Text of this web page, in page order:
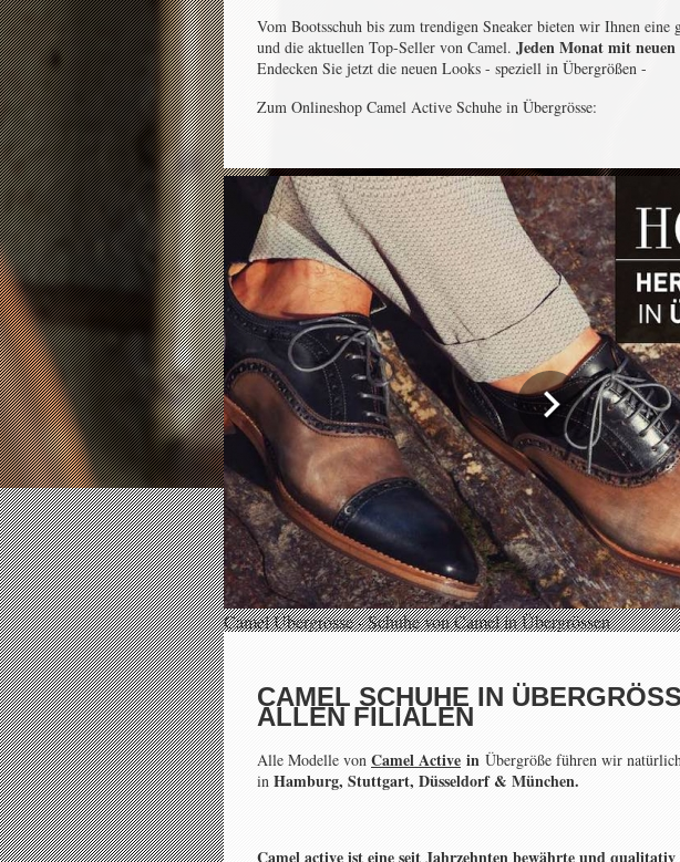
Vom Bootsschuh bis zum trendigen Sneaker bieten wir Ihnen eine
und die aktuellen Top-Seller von Camel. Jeden Monat mit
Endecken Sie jetzt die neuen Looks - speziell in Übergrößen -
Zum Onlineshop Camel Active Schuhe in Übergrösse:
Camel Übergrösse - Schuhe von Camel in Übergrössen
CAMEL SCHUHE IN
ALLEN FILIALEN
Alle Modelle von Camel Active in Übergröße führen wir
in Hamburg, Stuttgart, Düsseldorf & München.
Camel active ist eine seit Jahrzehnten bewährte und